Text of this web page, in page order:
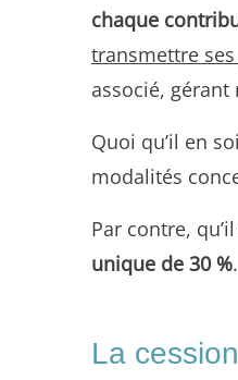
chaque
transmettre
associé,
Quoi qu’il en
modalités
Par contre,
unique de 30 %.
La